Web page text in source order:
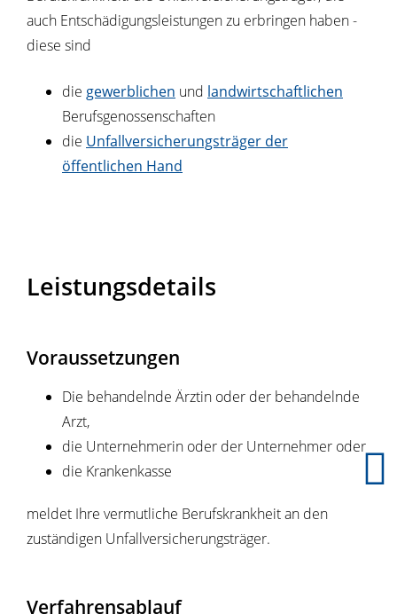
auch Entschädigungsleistungen zu erbringen haben -
diese sind
die gewerblichen und landwirtschaftlichen
Berufsgenossenschaften
die Unfallversicherungsträger der
öffentlichen Hand
Leistungsdetails
Voraussetzungen
Die behandelnde Ärztin oder der behandelnde
Arzt,
die Unternehmerin oder der Unternehmer oder
die Krankenkasse
meldet Ihre vermutliche Berufskrankheit an den
zuständigen Unfallversicherungsträger.
Verfahrensablauf